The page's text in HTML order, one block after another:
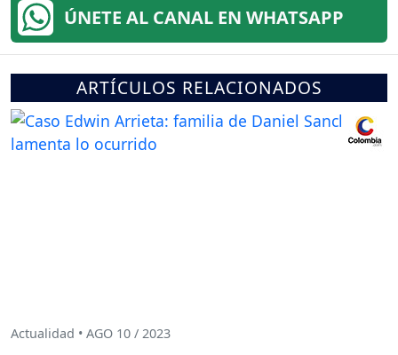
ÚNETE AL CANAL EN WHATSAPP
ARTÍCULOS RELACIONADOS
Actualidad • AGO 10 / 2023